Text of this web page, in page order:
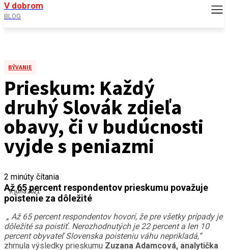
V dobrom
BLOG
BÝVANIE
Prieskum: Každý
druhý Slovák zdieľa
obavy, či v budúcnosti
vyjde s peniazmi
2 minúty čítania
9. júna 2021
Až 65 percent respondentov prieskumu považuje
poistenie za dôležité
„ Až 65 percent respondentov hovorí, že pre všetky prípady je
dôležité sa poistiť. Nerozhodnutých je 22 percent a len 10
percent obyvateľ Slovenska poisteniu váhu neprikladá,“
zhrnula výsledky prieskumu Zuzana Adamcová, analytička